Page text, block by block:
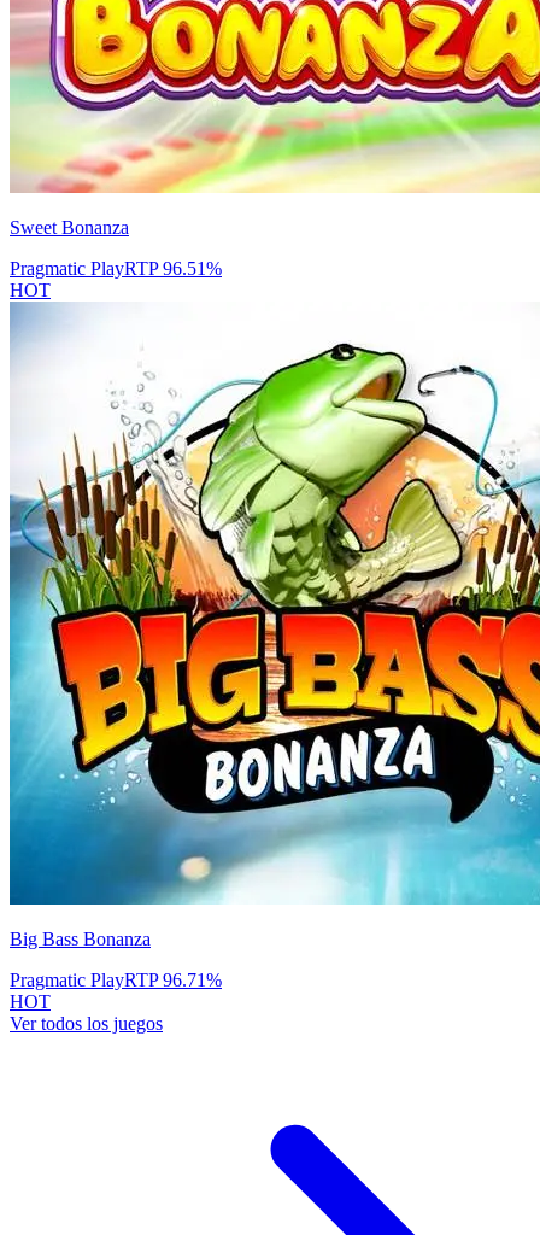
Sweet Bonanza
Pragmatic PlayRTP96.51%
HOT
Big Bass Bonanza
Pragmatic PlayRTP96.71%
HOT
Ver todos los juegos